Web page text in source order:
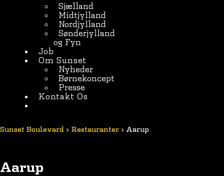
Sjælland
Midtjylland
Nordjylland
Sønderjylland
og Fyn
Job
Om Sunset
Nyheder
Børnekoncept
Presse
Kontakt Os
Sunset Boulevard > Restauranter > Aarup
Aarup